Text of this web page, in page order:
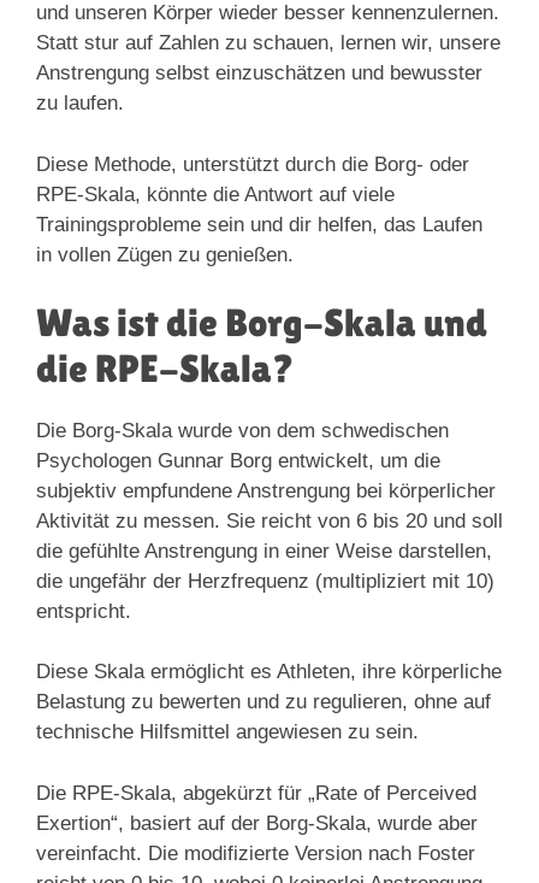
und unseren Körper wieder besser kennenzulernen.
Statt stur auf Zahlen zu schauen, lernen wir, unsere
Anstrengung selbst einzuschätzen und bewusster
zu laufen.
Diese Methode, unterstützt durch die Borg- oder
RPE-Skala, könnte die Antwort auf viele
Trainingsprobleme sein und dir helfen, das Laufen
in vollen Zügen zu genießen.
Was ist die Borg-Skala und
die RPE-Skala?
Die Borg-Skala wurde von dem schwedischen
Psychologen Gunnar Borg entwickelt, um die
subjektiv empfundene Anstrengung bei körperlicher
Aktivität zu messen. Sie reicht von 6 bis 20 und soll
die gefühlte Anstrengung in einer Weise darstellen,
die ungefähr der Herzfrequenz (multipliziert mit 10)
entspricht.
Diese Skala ermöglicht es Athleten, ihre körperliche
Belastung zu bewerten und zu regulieren, ohne auf
technische Hilfsmittel angewiesen zu sein.
Die RPE-Skala, abgekürzt für „Rate of Perceived
Exertion“, basiert auf der Borg-Skala, wurde aber
vereinfacht. Die modifizierte Version nach Foster